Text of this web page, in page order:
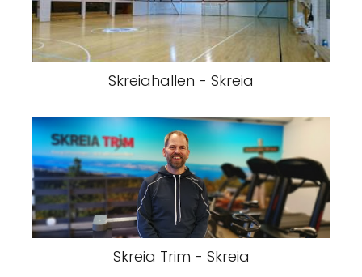
Skreiahallen - Skreia
Skreia Trim - Skreia